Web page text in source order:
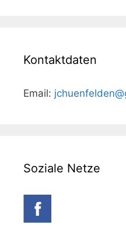
Kontaktdaten
Email:
Soziale Netze